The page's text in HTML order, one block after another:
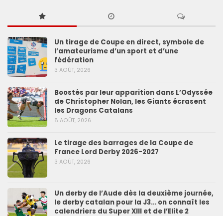
Un tirage de Coupe en direct, symbole de
l’amateurisme d’un sport et d’une
fédération
3 AOÛT, 2026
Boostés par leur apparition dans L’Odyssée
de Christopher Nolan, les Giants écrasent
les Dragons Catalans
8 AOÛT, 2026
Le tirage des barrages de la Coupe de
France Lord Derby 2026-2027
3 AOÛT, 2026
Un derby de l’Aude dès la deuxième journée,
le derby catalan pour la J3… on connaît les
calendriers du Super XIII et de l’Elite 2